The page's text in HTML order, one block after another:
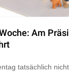
Am
tatsächlich